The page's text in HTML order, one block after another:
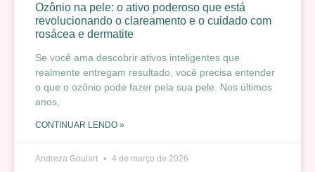
Ozônio na pele: o ativo poderoso que está
revolucionando o clareamento e o cuidado com
rosácea e dermatite
Se você ama descobrir ativos inteligentes que
realmente entregam resultado, você precisa entender
o que o ozônio pode fazer pela sua pele. Nos últimos
anos,
CONTINUAR LENDO »
Andreza Goulart 4 de março de 2026